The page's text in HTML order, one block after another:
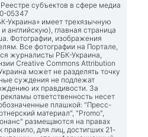
субъектов в сфере медиа
05347
Украина» имеет трехязычную
английскую), главная страница
. Фотографии, изображения
Все фотографии на Портале,
журналисты РБК-Украина,
Creative Commons Attribution
может не разделять точку
суждения не подлежат
их правдивости. За
ответственность несет
плашкой: "Пресс-
материал", "Promo",
размещаются на правах
для лиц, достигших 21-